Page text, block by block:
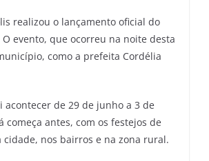
realizou o lançamento oficial do
O evento, que ocorreu na noite desta
como a prefeita Cordélia
acontecer de 29 de junho a 3 de
antes, com os festejos de
cidade, nos bairros e na zona rural.